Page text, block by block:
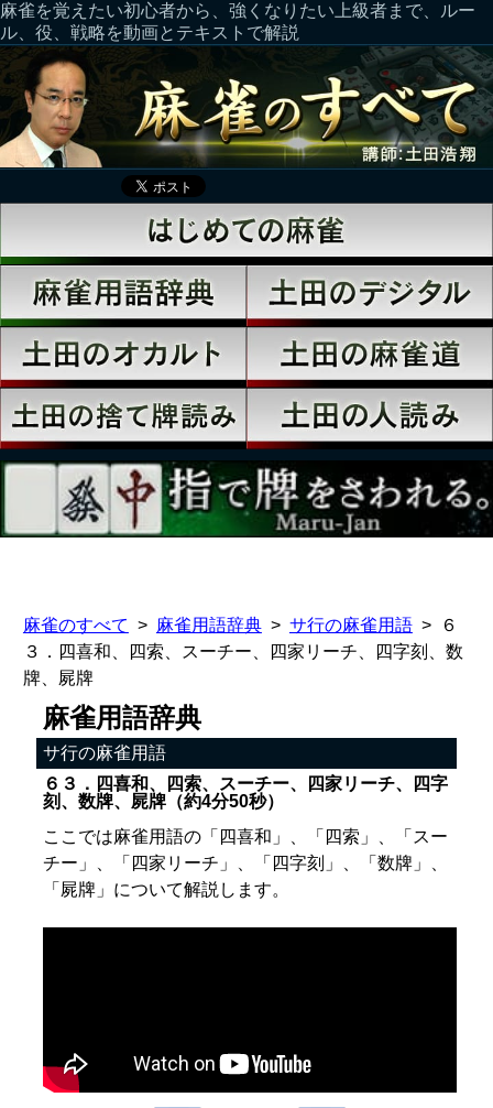
麻雀を覚えたい初心者から、強くなりたい上級者まで、ルー
ル、役、戦略を動画とテキストで解説
麻雀のすべて 麻雀用語辞典 サ行の麻雀用語
６
３．四喜和、四索、スーチー、四家リーチ、四字刻、数
牌、屍牌
麻雀用語辞典
サ行の麻雀用語
６３．四喜和、四索、スーチー、四家リーチ、四字
刻、数牌、屍牌（約4分50秒）
ここでは麻雀用語の「四喜和」、「四索」、「スー
チー」、「四家リーチ」、「四字刻」、「数牌」、
「屍牌」について解説します。